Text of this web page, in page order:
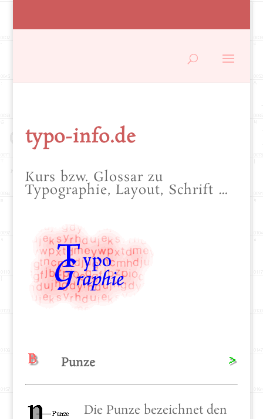
typo-info.de
Kurs bzw. Glossar zu
Typographie, Layout, Schrift …
Punze
Die Punze bezeichnet den